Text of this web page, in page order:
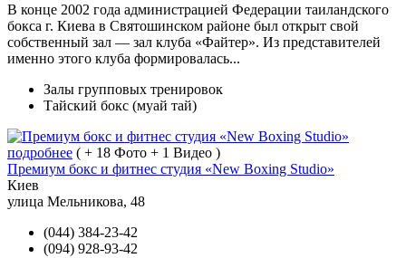
В конце 2002 года администрацией Федерации таиландского
бокса г. Киева в Святошинском районе был открыт свой
собственный зал — зал клуба «Файтер». Из представителей
именно этого клуба формировалась...
Залы групповых тренировок
Тайский бокс (муай тай)
подробнее ( + 18 Фото + 1 Видео )
Премиум бокс и фитнес студия «New Boxing Studio»
Киев
улица Мельникова, 48
(044) 384-23-42
(094) 928-93-42